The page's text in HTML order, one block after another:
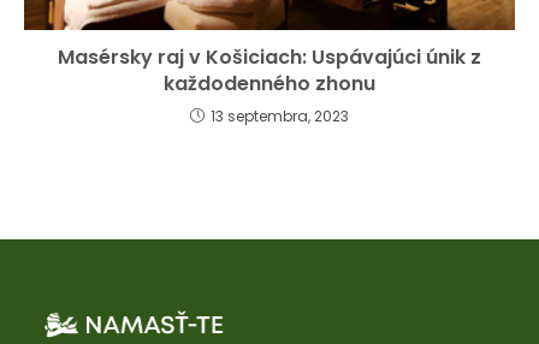
Masérsky raj v Košiciach: Uspávajúci únik z
každodenného zhonu
13 septembra, 2023